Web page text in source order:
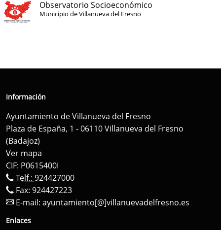
Observatorio Socioeconómico
Municipio de Villanueva del Fresno
Información
Ayuntamiento de Villanueva del Fresno
Plaza de España, 1 - 06110 Villanueva del Fresno
(Badajoz)
Ver mapa
CIF: P0615400I
Telf.: 924427000
Fax: 924427223
E-mail: ayuntamiento[@]villanuevadelfresno.es
Enlaces